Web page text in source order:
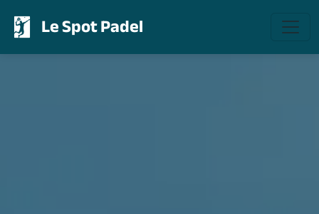
Le Spot Padel